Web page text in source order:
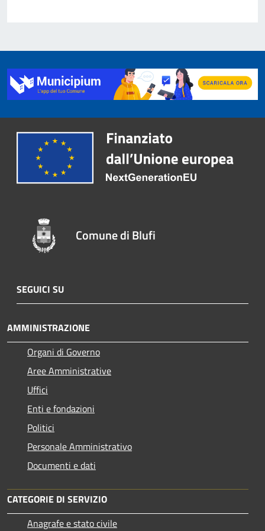
Comune di Blufi
SEGUICI SU
AMMINISTRAZIONE
Organi di Governo
Aree Amministrative
Uffici
Enti e fondazioni
Politici
Personale Amministrativo
Documenti e dati
CATEGORIE DI SERVIZIO
Anagrafe e stato civile